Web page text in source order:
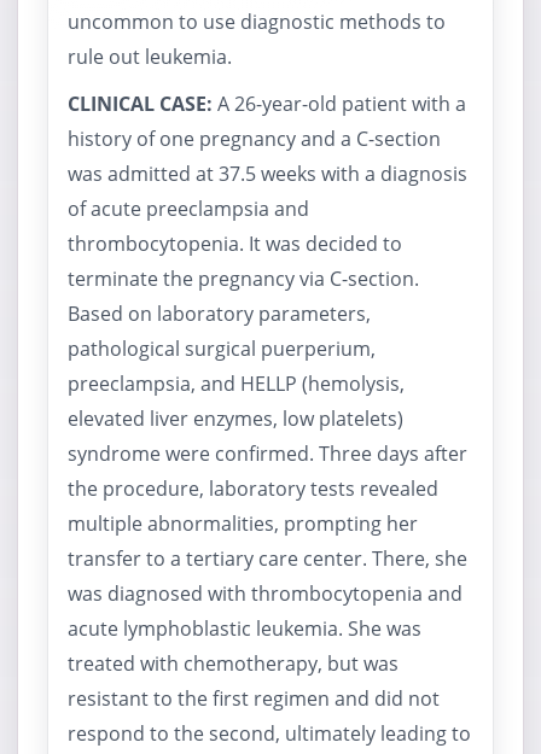
uncommon to use diagnostic methods to
rule out leukemia.
CLINICAL CASE: A 26-year-old patient with a
history of one pregnancy and a C-section
was admitted at 37.5 weeks with a diagnosis
of acute preeclampsia and
thrombocytopenia. It was decided to
terminate the pregnancy via C-section.
Based on laboratory parameters,
pathological surgical puerperium,
preeclampsia, and HELLP (hemolysis,
elevated liver enzymes, low platelets)
syndrome were confirmed. Three days after
the procedure, laboratory tests revealed
multiple abnormalities, prompting her
transfer to a tertiary care center. There, she
was diagnosed with thrombocytopenia and
acute lymphoblastic leukemia. She was
treated with chemotherapy, but was
resistant to the first regimen and did not
respond to the second, ultimately leading to